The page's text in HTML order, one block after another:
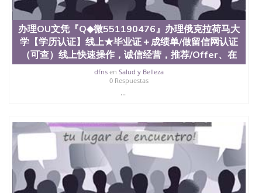
办理OU文凭『Q◆微551190476』办理俄克拉荷马大
学【学历认证】线上★毕业证＋成绩单/做留信网认证
（可查）线上快速操作，诚信经营，推荐/Offer、在
dfnsen Salud y Belleza
0 Respuestas
...